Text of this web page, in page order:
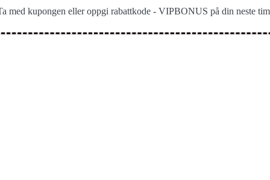
med kupongen eller oppgi rabattkode - VIPBONUS på din neste